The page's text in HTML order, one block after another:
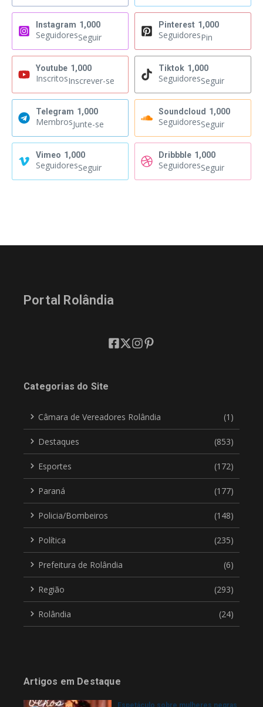
Instagram 1,000
SeguidoresSeguir
Pinterest 1,000
SeguidoresPin
Youtube 1,000
InscritosInscrever-se
Tiktok 1,000
SeguidoresSeguir
Telegram 1,000
MembrosJunte-se
Soundcloud 1,000
SeguidoresSeguir
Vimeo 1,000
SeguidoresSeguir
Dribbble 1,000
SeguidoresSeguir
Portal Rolândia
Categorias do Site
Câmara de Vereadores Rolândia (1)
Destaques (853)
Esportes (172)
Paraná (177)
Policia/Bombeiros (148)
Política (235)
Prefeitura de Rolândia (6)
Região (293)
Rolândia (24)
Artigos em Destaque
Espetáculo sobre mulheres negras